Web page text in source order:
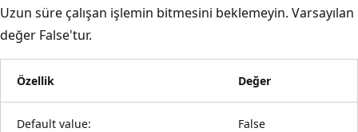
Uzun süre çalışan işlemin bitmesini beklemeyin. Varsayılan
değer False'tur.
Özellik Değer
Default value: False